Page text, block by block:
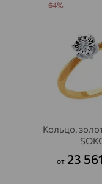
Кольцо,
от 23 561
64%